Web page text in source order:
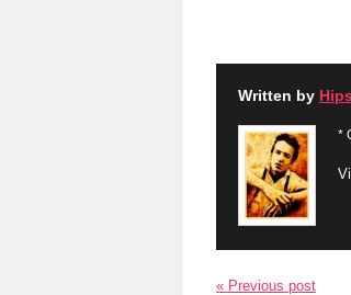
Written by
*
« Previous post